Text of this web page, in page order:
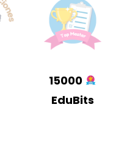
15000
EduBits